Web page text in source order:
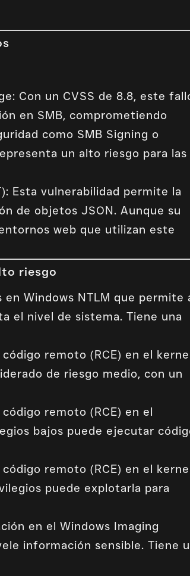
Con un CVSS de 8.8, este
en SMB, comprometiendo
como SMB Signing o
un alto riesgo para las
Esta vulnerabilidad permite la
de objetos JSON. Aunque su
web que utilizan este
riesgo
Windows NTLM que permite
el nivel de sistema. Tiene una
remoto (RCE) en el
de riesgo medio, con un
remoto (RCE) en el
bajos puede ejecutar
remoto (RCE) en el
puede explotarla para
en el Windows Imaging
información sensible. Tiene